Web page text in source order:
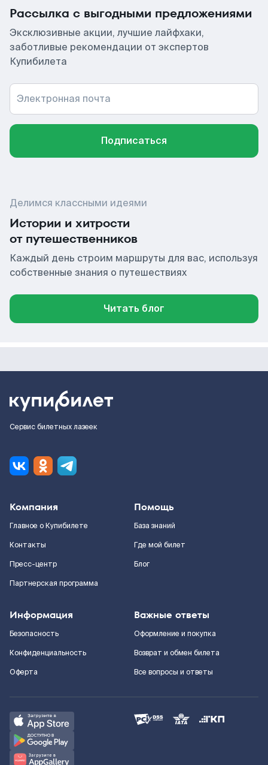
Рассылка с выгодными предложениями
Эксклюзивные акции, лучшие лайфхаки,
заботливые рекомендации от экспертов
Купибилета
Электронная почта
Подписаться
Делимся классными идеями
Истории и хитрости
от путешественников
Каждый день строим маршруты для вас, используя
собственные знания о путешествиях
Читать блог
Сервис билетных лазеек
Компания
Главное о Купибилете
Контакты
Пресс-центр
Партнерская программа
Помощь
База знаний
Где мой билет
Блог
Информация
Безопасность
Конфиденциальность
Оферта
Важные ответы
Оформление и покупка
Возврат и обмен билета
Все вопросы и ответы